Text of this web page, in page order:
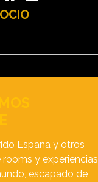
España y otros
y experiencias
escapado de